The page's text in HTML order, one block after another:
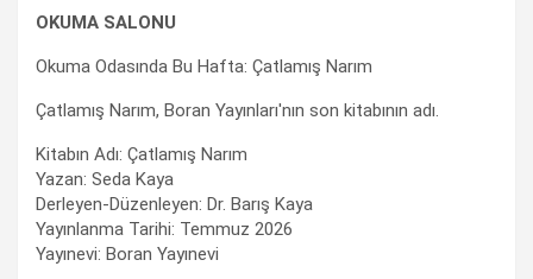
OKUMA SALONU
Okuma Odasında Bu Hafta: Çatlamış Narım
Çatlamış Narım, Boran Yayınları'nın son kitabının adı.
Kitabın Adı: Çatlamış Narım
Yazan: Seda Kaya
Derleyen-Düzenleyen: Dr. Barış Kaya
Yayınlanma Tarihi: Temmuz 2026
Yayınevi: Boran Yayınevi